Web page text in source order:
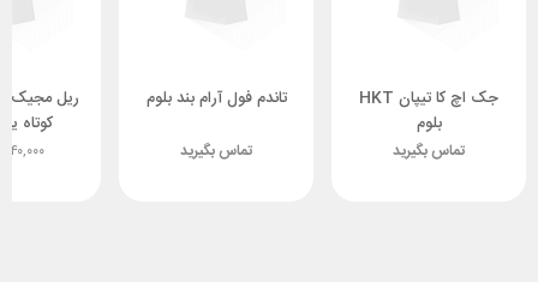
جک اچ کا تیپان HKT
بلوم
تماس بگیرید
تاندم فول آرام بند بلوم
تماس بگیرید
ریل مجیک
کوتاه